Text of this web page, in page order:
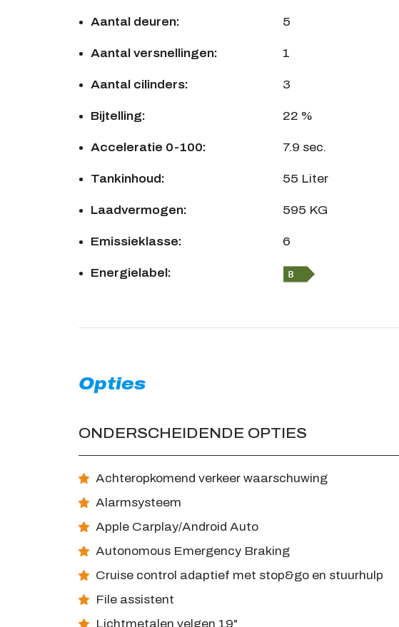
Aantal deuren: 5
Aantal versnellingen: 1
Aantal cilinders: 3
Bijtelling: 22 %
Acceleratie 0-100: 7.9 sec.
Tankinhoud: 55 Liter
Laadvermogen: 595 KG
Emissieklasse: 6
Energielabel:
Opties
ONDERSCHEIDENDE OPTIES
Achteropkomend verkeer waarschuwing
Alarmsysteem
Apple Carplay/Android Auto
Autonomous Emergency Braking
Cruise control adaptief met stop&go en stuurhulp
File assistent
Lichtmetalen velgen 19"